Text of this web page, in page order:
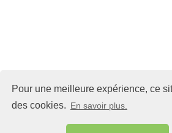
Pour une meilleure expérience, ce
des cookies. En savoir plus.